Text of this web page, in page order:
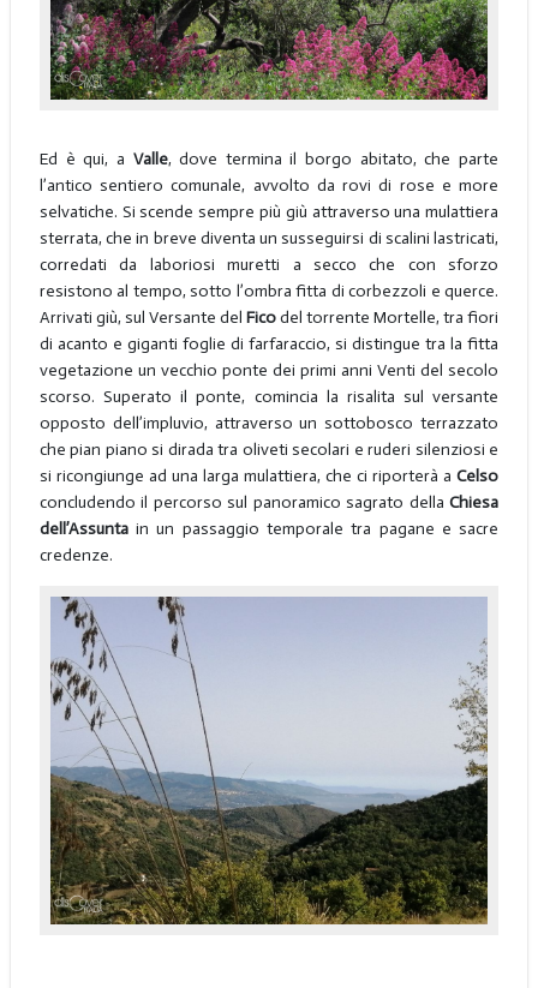
Ed è qui, a Valle, dove termina il borgo abitato, che parte
l’antico sentiero comunale, avvolto da rovi di rose e more
selvatiche. Si scende sempre più giù attraverso una mulattiera
sterrata, che in breve diventa un susseguirsi di scalini lastricati,
corredati da laboriosi muretti a secco che con sforzo
resistono al tempo, sotto l’ombra fitta di corbezzoli e querce.
Arrivati giù, sul Versante del Ficodel torrente Mortelle, tra fiori
di acanto e giganti foglie di farfaraccio, si distingue tra la fitta
vegetazione un vecchio ponte dei primi anni Venti del secolo
scorso. Superato il ponte, comincia la risalita sul versante
opposto dell’impluvio, attraverso un sottobosco terrazzato
che pian piano si dirada tra oliveti secolari e ruderi silenziosi e
si ricongiunge ad una larga mulattiera, che ci riporterà aCelso
concludendo il percorso sul panoramico sagrato dellaChiesa
dell’Assuntain un passaggio temporale tra pagane e sacre
credenze.